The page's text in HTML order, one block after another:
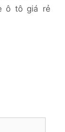
ô tô giá rẻ